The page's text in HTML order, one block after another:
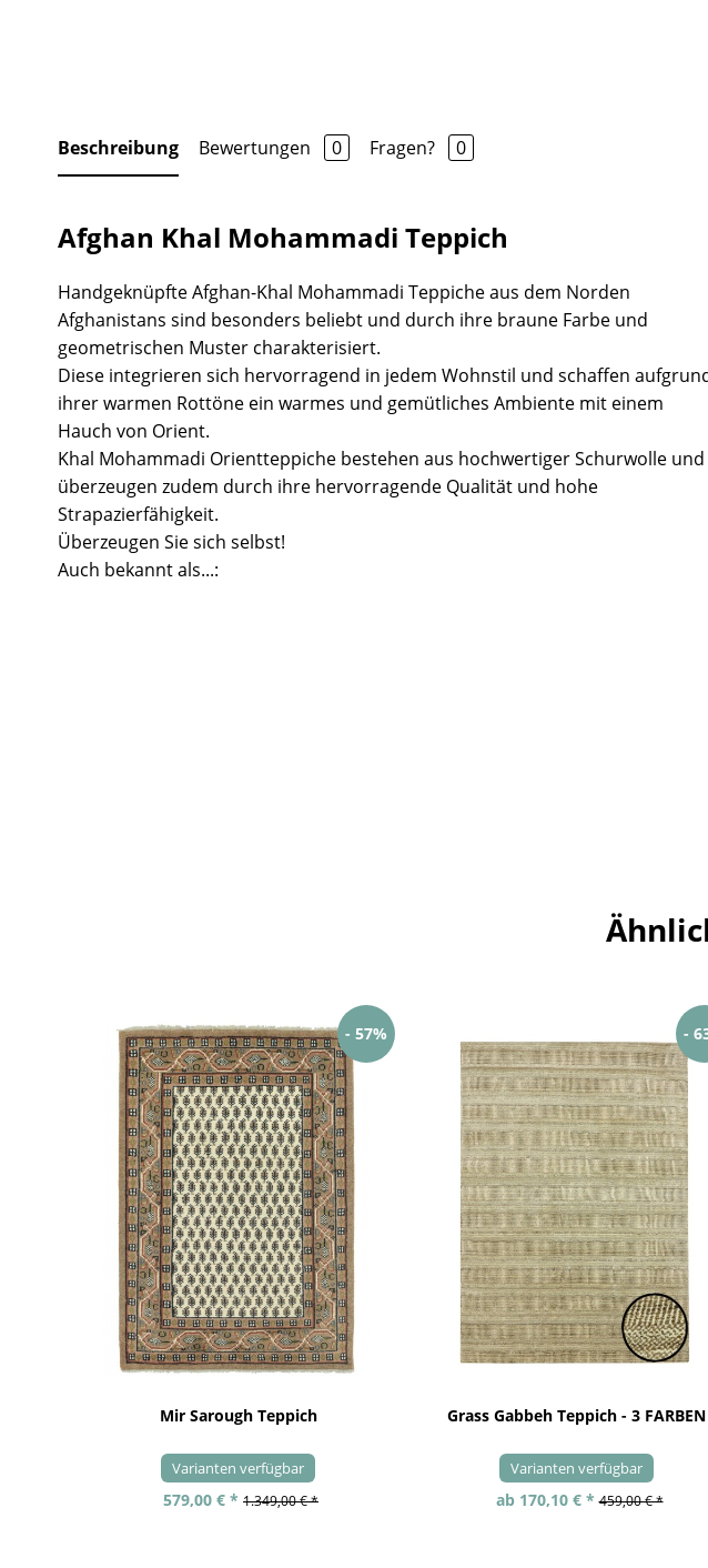
Beschreibung Bewertungen 0 Fragen? 0
Afghan Khal Mohammadi Teppich
Handgeknüpfte Afghan-Khal Mohammadi Teppiche aus dem Norden
Afghanistans sind besonders beliebt und durch ihre braune Farbe und
geometrischen Muster charakterisiert.
Diese integrieren sich hervorragend in jedem Wohnstil und schaffen
ihrer warmen Rottöne ein warmes und gemütliches Ambiente mit einem
Hauch von Orient.
Khal Mohammadi Orientteppiche bestehen aus hochwertiger Schurwolle und
überzeugen zudem durch ihre hervorragende Qualität und hohe
Strapazierfähigkeit.
Überzeugen Sie sich selbst!
Auch bekannt als...:
- 57%
Mir Sarough Teppich
Varianten verfügbar
579,00 € * 1.349,00 € *
-
Grass Gabbeh Teppich - 3 FARBEN
Varianten verfügbar
ab 170,10 € * 459,00 € *